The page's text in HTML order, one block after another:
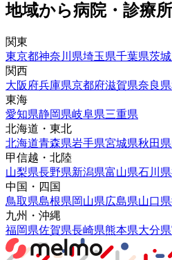
地域から病院・診療
関東
東京都神奈川県埼玉県千葉県茨
関西
大阪府兵庫県京都府滋賀県奈良県
東海
愛知県静岡県岐阜県三重県
北海道・東北
北海道青森県岩手県宮城県秋田県
甲信越・北陸
山梨県長野県新潟県富山県石川県
中国・四国
鳥取県島根県岡山県広島県山口県
九州・沖縄
福岡県佐賀県長崎県熊本県大分県